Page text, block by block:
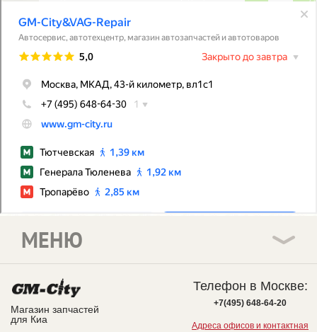
Магазин запчастей
для Киа
МЕНЮ
Телефон в Москве:
+7(495) 648-64-20
Адреса офисов и контактная